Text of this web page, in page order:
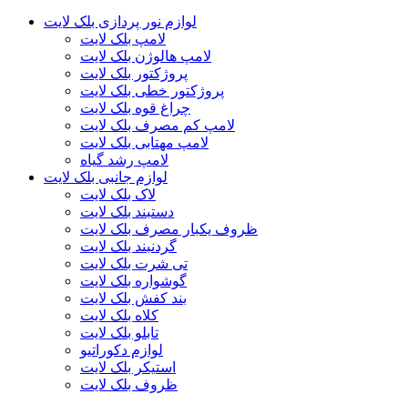
لوازم نور پردازی بلک لایت
لامپ بلک لایت
لامپ هالوژن بلک لایت
پروژکتور بلک لایت
پروژکتور خطی بلک لایت
چراغ قوه بلک لایت
لامپ کم مصرف بلک لایت
لامپ مهتابی بلک لایت
لامپ رشد گیاه
لوازم جانبی بلک لایت
لاک بلک لایت
دستبند بلک لایت
ظروف یکبار مصرف بلک لایت
گردنبند بلک لایت
تی شرت بلک لایت
گوشواره بلک لایت
بند کفش بلک لایت
کلاه بلک لایت
تابلو بلک لایت
لوازم دکوراتیو
استیکر بلک لایت
ظروف بلک لایت